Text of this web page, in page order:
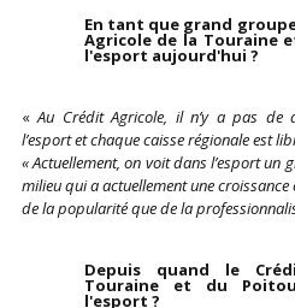
En tant que grand
Agricole de la Touraine
l'esport aujourd'hui ?
«Au Crédit Agricole, il n’y a pas de
l’esport et chaque caisse régionale est
« Actuellement, on voit dans l’esport un
milieu qui a actuellement une
de la popularité que de la
Depuis quand le
Touraine et du
l'esport ?